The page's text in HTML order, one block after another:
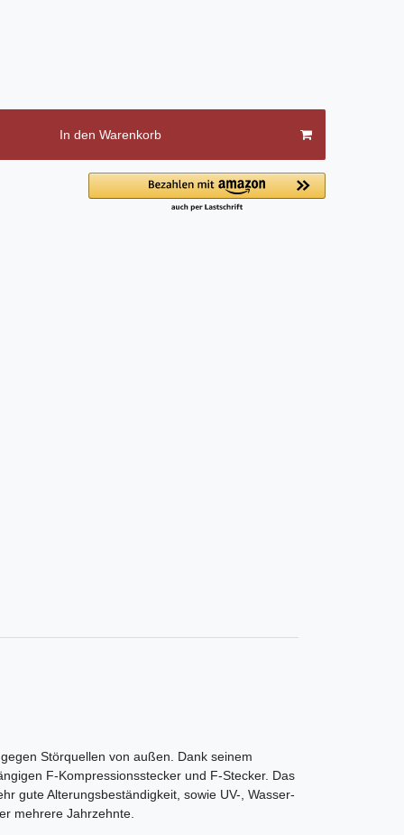
In den Warenkorb
Störquellen von außen. Dank seinem
F-Kompressionsstecker und F-Stecker. Das
gute Alterungsbeständigkeit, sowie UV-, Wasser-
mehrere Jahrzehnte.